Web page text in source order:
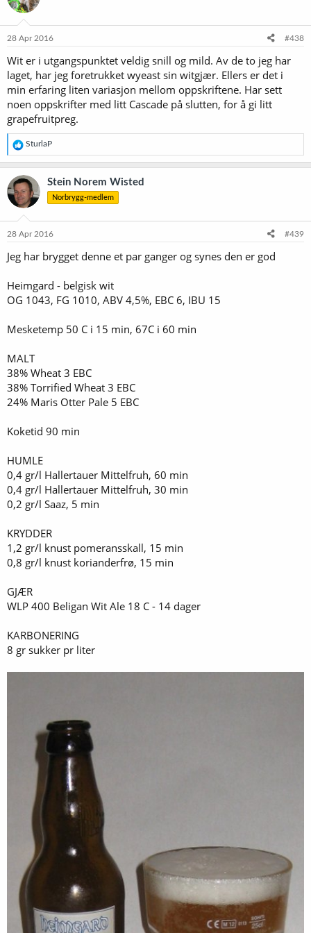
28 Apr 2016 #438
Wit er i utgangspunktet veldig snill og mild. Av de to jeg har
laget, har jeg foretrukket wyeast sin witgjær. Ellers er det i
min erfaring liten variasjon mellom oppskriftene. Har sett
noen oppskrifter med litt Cascade på slutten, for å gi litt
grapefruitpreg.
R
e
a
k
s
j
o
e
:
SturlaP
Stein Norem Wisted
Norbrygg-medlem
28 Apr 2016 #439
Jeg har brygget denne et par ganger og synes den er god
Heimgard - belgisk wit
OG 1043, FG 1010, ABV 4,5%, EBC 6, IBU 15
Mesketemp 50 C i 15 min, 67C i 60 min
MALT
38% Wheat 3 EBC
38% Torrified Wheat 3 EBC
24% Maris Otter Pale 5 EBC
Koketid 90 min
HUMLE
0,4 gr/l Hallertauer Mittelfruh, 60 min
0,4 gr/l Hallertauer Mittelfruh, 30 min
0,2 gr/l Saaz, 5 min
KRYDDER
1,2 gr/l knust pomeransskall, 15 min
0,8 gr/l knust korianderfrø, 15 min
GJÆR
WLP 400 Beligan Wit Ale 18 C - 14 dager
KARBONERING
8 gr sukker pr liter